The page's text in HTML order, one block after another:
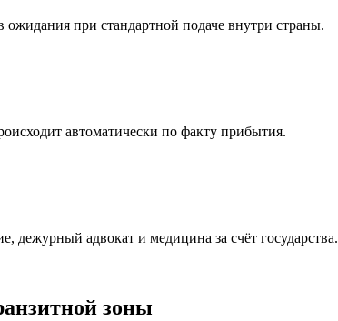
при стандартной подаче внутри страны.
автоматически по факту прибытия.
дежурный адвокат и медицина за счёт государства.
зоны